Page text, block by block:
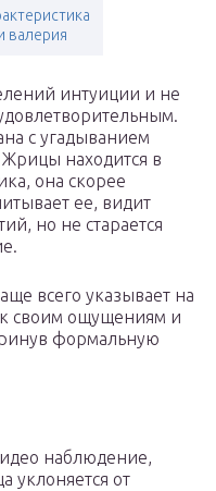
валерия
интуиции и не
с угадыванием
находится в
она скорее
ее, видит
но не старается
всего указывает на
к своим ощущениям и
формальную
наблюдение,
уклоняется от